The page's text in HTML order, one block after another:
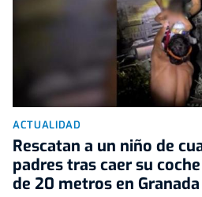
ACTUALIDAD
Rescatan a un niño de
padres tras caer su
de 20 metros en Granada